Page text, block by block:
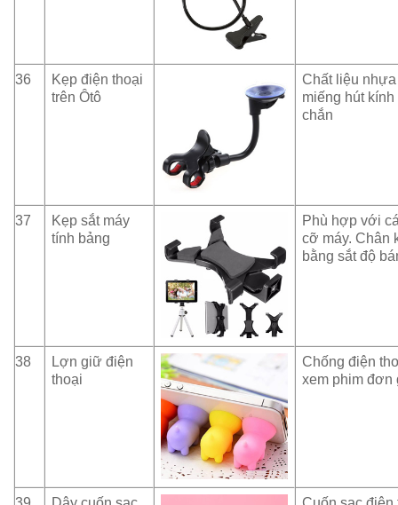
36
Kẹp điện thoại
trên Ôtô
Chất liệu
miếng hút kính
chắn
37
Kẹp sắt máy
tính bảng
Phù hợp với
cỡ máy. Chân
bằng sắt độ
38
Lợn giữ điện
thoại
Chống điện
xem phim đơn